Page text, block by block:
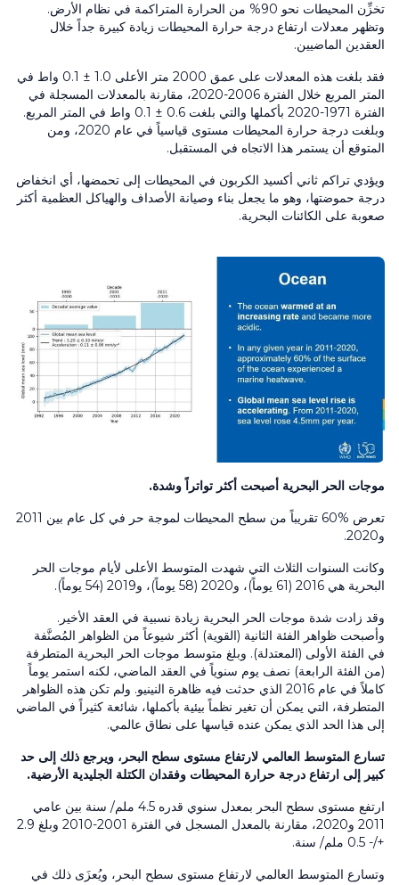
تخزِّن المحيطات نحو 90% من الحرارة المتراكمة في نظام الأرض.
وتظهر معدلات ارتفاع درجة حرارة المحيطات زيادة كبيرة جداً خلال
العقدين الماضيين.
فقد بلغت هذه المعدلات على عمق 2000 متر الأعلى 1.0 ± 0.1 واط في
المتر المربع خلال الفترة 2006-2020، مقارنة بالمعدلات المسجلة في
الفترة 1971-2020 بأكملها والتي بلغت 0.6 ± 0.1 واط في المتر المربع.
وبلغت درجة حرارة المحيطات مستوى قياسياً في عام 2020، ومن
المتوقع أن يستمر هذا الاتجاه في المستقبل.
ويؤدي تراكم ثاني أكسيد الكربون في المحيطات إلى تحمضها، أي انخفاض
درجة حموضتها، وهو ما يجعل بناء وصيانة الأصداف والهياكل العظمية أكثر
صعوبة على الكائنات البحرية.
موجات الحر البحرية أصبحت أكثر تواتراً وشدة.
تعرض %60 تقريباً من سطح المحيطات لموجة حر في كل عام بين 2011
و2020.
وكانت السنوات الثلاث التي شهدت المتوسط الأعلى لأيام موجات الحر
البحرية هي 2016 (61 يوماً)، و2020 (58 يوماً)، و2019 (54 يوماً).
وقد زادت شدة موجات الحر البحرية زيادة نسبية في العقد الأخير.
وأصبحت ظواهر الفئة الثانية (القوية) أكثر شيوعاً من الظواهر المُصنَّفة
في الفئة الأولى (المعتدلة). وبلغ متوسط موجات الحر البحرية المتطرفة
(من الفئة الرابعة) نصف يوم سنوياً في العقد الماضي، لكنه استمر يوماً
كاملاً في عام 2016 الذي حدثت فيه ظاهرة النينيو. ولم تكن هذه الظواهر
المتطرفة، التي يمكن أن تغير نظماً بيئية بأكملها، شائعة كثيراً في الماضي
إلى هذا الحد الذي يمكن عنده قياسها على نطاق عالمي.
تسارع المتوسط العالمي لارتفاع مستوى سطح البحر، ويرجع ذلك إلى حد
كبير إلى ارتفاع درجة حرارة المحيطات وفقدان الكتلة الجليدية الأرضية.
ارتفع مستوى سطح البحر بمعدل سنوي قدره 4.5 ملم/ سنة بين عامي
2011 و2020، مقارنة بالمعدل المسجل في الفترة 2001-2010 وبلغ 2.9
+/- 0.5 ملم/ سنة.
وتسارع المتوسط العالمي لارتفاع مستوى سطح البحر، ويُعزَى ذلك في